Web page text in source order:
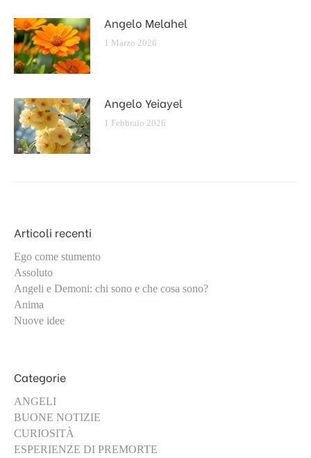
Angelo Melahel
1 Marzo 2026
Angelo Yeiayel
1 Febbraio 2026
Articoli recenti
Ego come stumento
Assoluto
Angeli e Demoni: chi sono e che cosa sono?
Anima
Nuove idee
Categorie
ANGELI
BUONE NOTIZIE
CURIOSITÀ
ESPERIENZE DI PREMORTE